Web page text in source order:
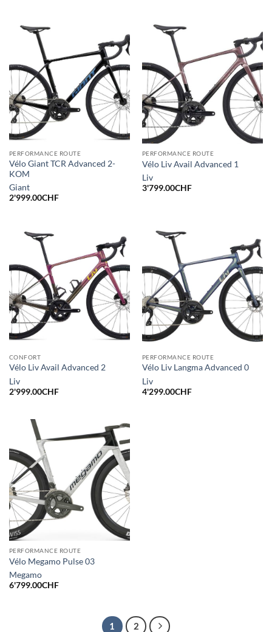
PERFORMANCE ROUTE
Vélo Giant TCR Advanced 2-
KOM
Giant
2'999.00CHF
PERFORMANCE ROUTE
Vélo Liv Avail Advanced 1
Liv
3'799.00CHF
CONFORT
Vélo Liv Avail Advanced 2
Liv
2'999.00CHF
PERFORMANCE ROUTE
Vélo Liv Langma Advanced 0
Liv
4'299.00CHF
PERFORMANCE ROUTE
Vélo Megamo Pulse 03
Megamo
6'799.00CHF
1 2